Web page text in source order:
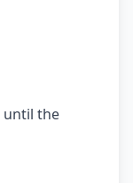
until the